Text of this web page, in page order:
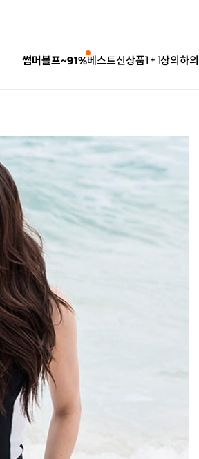
썸머블프~91%베스트신상품1 + 1상의하의